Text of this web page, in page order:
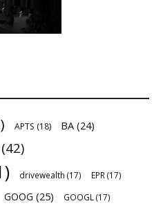
APTS (18) BA (24)
(42)
drivewealth (17) EPR (17)
GOOG (25) GOOGL (17)